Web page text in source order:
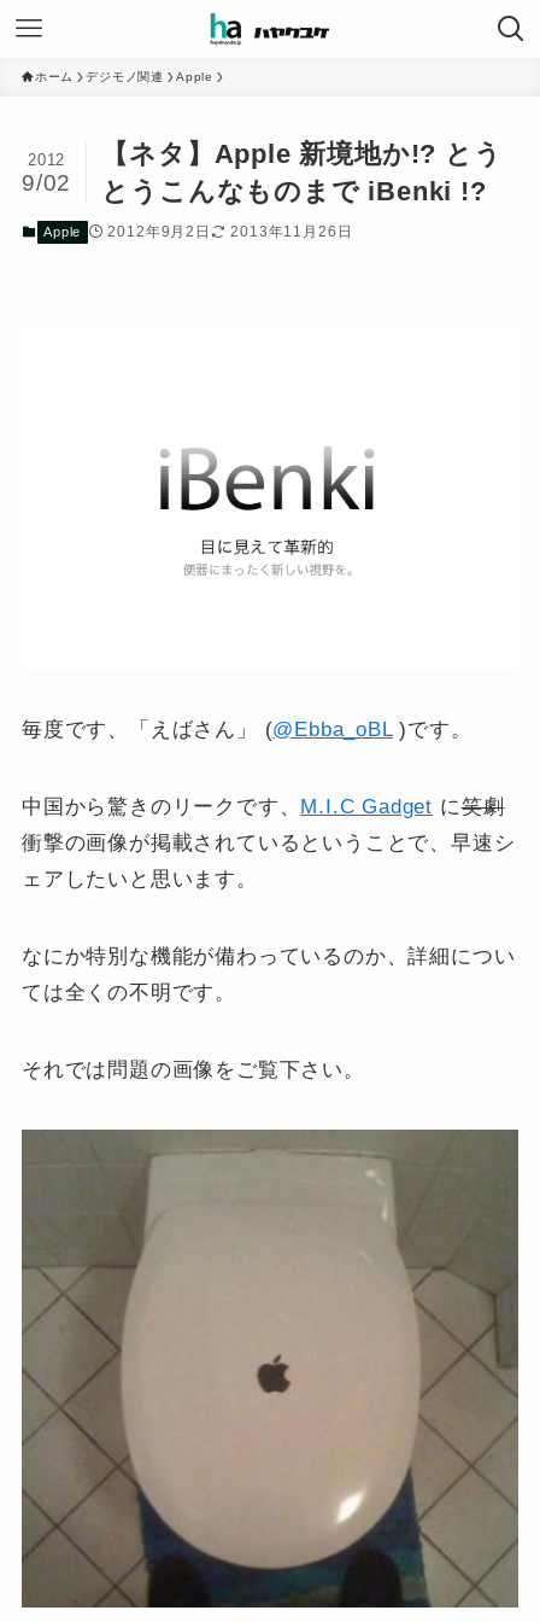
ホーム デジモノ関連 Apple
【ネタ】Apple 新境地か!? とう
とうこんなものまで iBenki !?
2012
9/02
Apple 2012年9月2日 2013年11月26日
毎度です、「えばさん」 (@Ebba_oBL)です。
中国から驚きのリークです、 M.I.C Gadget に笑劇
衝撃の画像が掲載されているということで、早速シ
ェアしたいと思います。
なにか特別な機能が備わっているのか、詳細につい
ては全くの不明です。
それでは問題の画像をご覧下さい。